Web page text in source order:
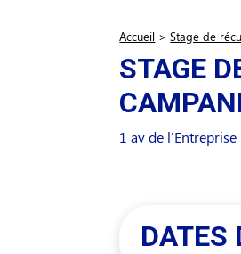
Accueil > Stage de
STAGE
1 av de l'Entreprise
DATES